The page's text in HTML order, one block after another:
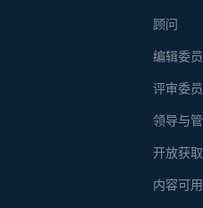
顾问
编辑委
评审委
领导与
开放获
内容可